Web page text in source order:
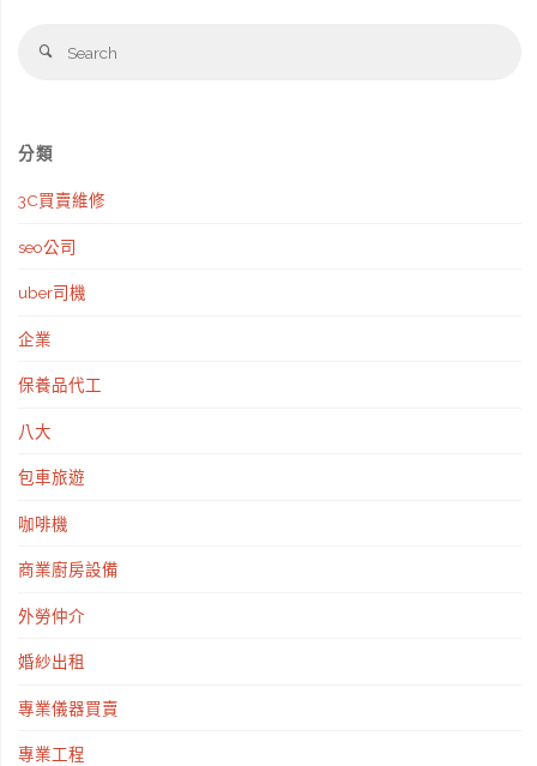
Search
分類
3C買賣維修
seo公司
uber司機
企業
保養品代工
八大
包車旅遊
咖啡機
商業廚房設備
外勞仲介
婚紗出租
專業儀器買賣
專業工程